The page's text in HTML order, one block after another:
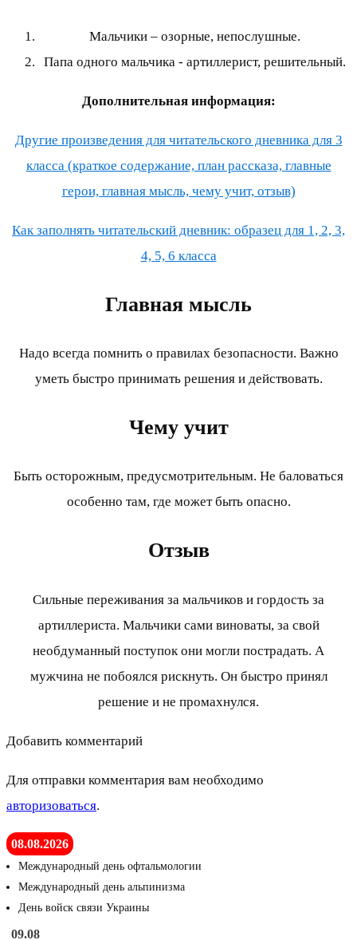
Мальчики – озорные, непослушные.
Папа одного мальчика - артиллерист, решительный.
Дополнительная информация:
Другие произведения для читательского дневника для 3
класса (краткое содержание, план рассказа, главные
герои, главная мысль, чему учит, отзыв)
Как заполнять читательский дневник: образец для 1, 2, 3,
4, 5, 6 класса
Главная мысль
Надо всегда помнить о правилах безопасности. Важно
уметь быстро принимать решения и действовать.
Чему учит
Быть осторожным, предусмотрительным. Не баловаться
особенно там, где может быть опасно.
Отзыв
Сильные переживания за мальчиков и гордость за
артиллериста. Мальчики сами виноваты, за свой
необдуманный поступок они могли пострадать. А
мужчина не побоялся рискнуть. Он быстро принял
решение и не промахнулся.
Добавить комментарий
Для отправки комментария вам необходимо
авторизоваться.
08.08.2026
Международный день офтальмологии
Международный день альпинизма
День войск связи Украины
09.08